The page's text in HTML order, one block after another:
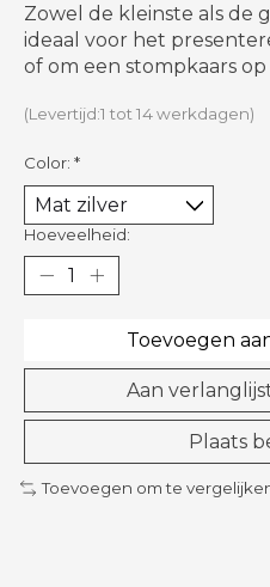
Zowel de kleinste als de
ideaal voor het
of om een stompkaars
(Levertijd:1 tot 14 werkdagen)
Color: *
Hoeveelheid:
Toevoegen
Aan
Plaats
Toevoegen om te